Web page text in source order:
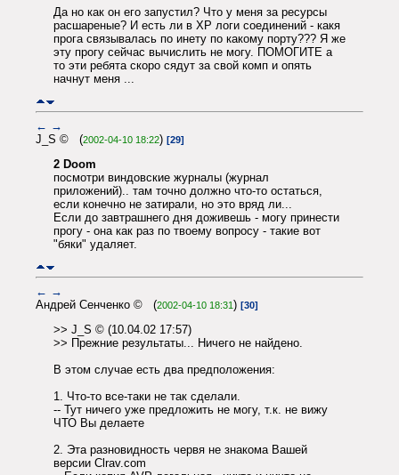
Да но как он его запустил? Что у меня за ресурсы
расшареные? И есть ли в ХР логи соединений - какя
прога связывалась по инету по какому порту??? Я же
эту прогу сейчас вычислить не могу. ПОМОГИТЕ а
то эти ребята скоро сядут за свой комп и опять
начнут меня ...
← →
J_S © (2002-04-10 18:22) [29]
2 Doom
посмотри виндовские журналы (журнал
приложений).. там точно должно что-то остаться,
если конечно не затирали, но это вряд ли...
Если до завтрашнего дня доживешь - могу принести
прогу - она как раз по твоему вопросу - такие вот
"бяки" удаляет.
← →
Андрей Сенченко © (2002-04-10 18:31) [30]
>> J_S © (10.04.02 17:57)
>> Прежние результаты... Ничего не найдено.
В этом случае есть два предположения:
1. Что-то все-таки не так сделали.
-- Тут ничего уже предложить не могу, т.к. не вижу
ЧТО Вы делаете
2. Эта разновидность червя не знакома Вашей
версии Clrav.com